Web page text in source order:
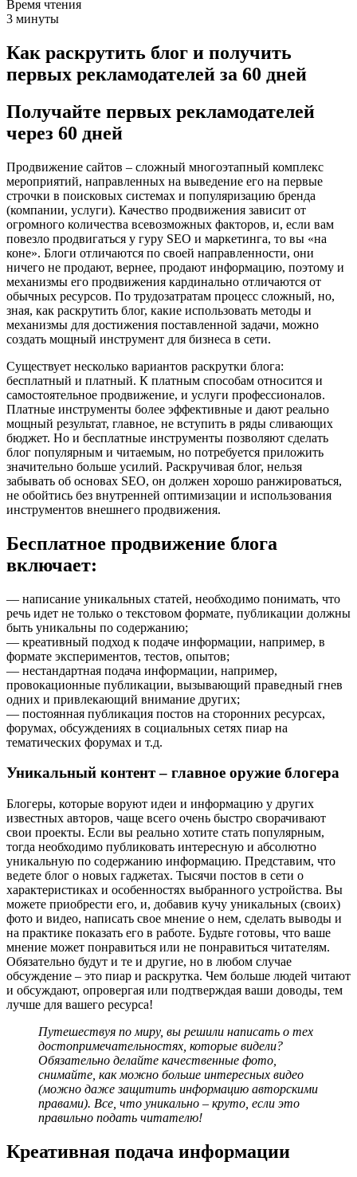
Время чтения
3 минуты
Как раскрутить блог и получить
первых рекламодателей за 60 дней
Получайте первых рекламодателей
через 60 дней
Продвижение сайтов – сложный многоэтапный комплекс
мероприятий, направленных на выведение его на первые
строчки в поисковых системах и популяризацию бренда
(компании, услуги). Качество продвижения зависит от
огромного количества всевозможных факторов, и, если вам
повезло продвигаться у гуру SEO и маркетинга, то вы «на
коне». Блоги отличаются по своей направленности, они
ничего не продают, вернее, продают информацию, поэтому и
механизмы его продвижения кардинально отличаются от
обычных ресурсов. По трудозатратам процесс сложный, но,
зная, как раскрутить блог, какие использовать методы и
механизмы для достижения поставленной задачи, можно
создать мощный инструмент для бизнеса в сети.
Существует несколько вариантов раскрутки блога:
бесплатный и платный. К платным способам относится и
самостоятельное продвижение, и услуги профессионалов.
Платные инструменты более эффективные и дают реально
мощный результат, главное, не вступить в ряды сливающих
бюджет. Но и бесплатные инструменты позволяют сделать
блог популярным и читаемым, но потребуется приложить
значительно больше усилий. Раскручивая блог, нельзя
забывать об основах SEO, он должен хорошо ранжироваться,
не обойтись без внутренней оптимизации и использования
инструментов внешнего продвижения.
Бесплатное продвижение блога
включает:
— написание уникальных статей, необходимо понимать, что
речь идет не только о текстовом формате, публикации должны
быть уникальны по содержанию;
— креативный подход к подаче информации, например, в
формате экспериментов, тестов, опытов;
— нестандартная подача информации, например,
провокационные публикации, вызывающий праведный гнев
одних и привлекающий внимание других;
— постоянная публикация постов на сторонних ресурсах,
форумах, обсуждениях в социальных сетях пиар на
тематических форумах и т.д.
Уникальный контент – главное оружие блогера
Блогеры, которые воруют идеи и информацию у других
известных авторов, чаще всего очень быстро сворачивают
свои проекты. Если вы реально хотите стать популярным,
тогда необходимо публиковать интересную и абсолютно
уникальную по содержанию информацию. Представим, что
ведете блог о новых гаджетах. Тысячи постов в сети о
характеристиках и особенностях выбранного устройства. Вы
можете приобрести его, и, добавив кучу уникальных (своих)
фото и видео, написать свое мнение о нем, сделать выводы и
на практике показать его в работе. Будьте готовы, что ваше
мнение может понравиться или не понравиться читателям.
Обязательно будут и те и другие, но в любом случае
обсуждение – это пиар и раскрутка. Чем больше людей читают
и обсуждают, опровергая или подтверждая ваши доводы, тем
лучше для вашего ресурса!
Путешествуя по миру, вы решили написать о тех
достопримечательностях, которые видели?
Обязательно делайте качественные фото,
снимайте, как можно больше интересных видео
(можно даже защитить информацию авторскими
правами). Все, что уникально – круто, если это
правильно подать читателю!
Креативная подача информации